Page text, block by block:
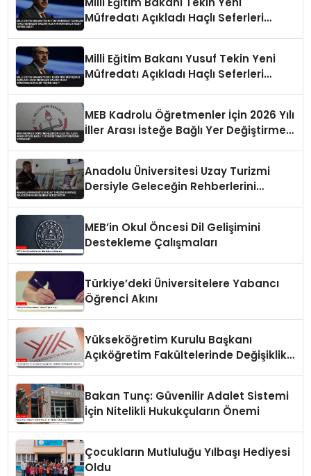
Müfredatı Açıkladı Haçlı Seferleri
Milli Eğitim Bakanı Yusuf Tekin Yeni
Müfredatı Açıkladı Haçlı Seferleri
MEB Kadrolu Öğretmenler İçin 2026 Yılı
İller Arası İsteğe Bağlı Yer Değiştirme
Anadolu Üniversitesi Uzay Turizmi
Dersiyle Geleceğin Rehberlerini
MEB’in Okul Öncesi Dil Gelişimini
Destekleme Çalışmaları
Türkiye’deki Üniversitelere Yabancı
Öğrenci Akını
Yükseköğretim Kurulu Başkanı
Açıköğretim Fakültelerinde Değişiklik
Bakan Tunç: Güvenilir Adalet Sistemi
İçin Nitelikli Hukukçuların Önemi
Çocukların Mutluluğu Yılbaşı Hediyesi
Oldu